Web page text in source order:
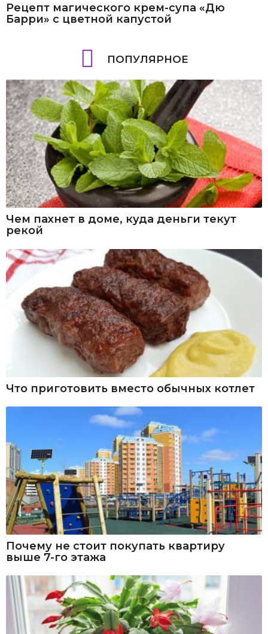
Рецепт магического крем-супа «Дю
Барри» с цветной капустой
ПОПУЛЯРНОЕ
Чем пахнет в доме, куда деньги текут
рекой
Что приготовить вместо обычных котлет
Почему не стоит покупать квартиру
выше 7-го этажа